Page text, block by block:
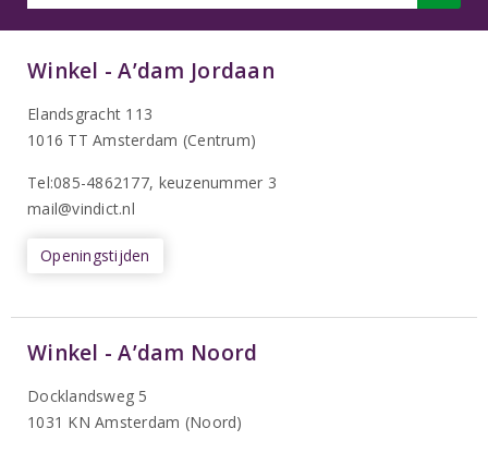
Winkel - A’dam Jordaan
Elandsgracht 113
1016 TT Amsterdam (Centrum)
Tel:085-4862177, keuzenummer 3
mail@vindict.nl
Openingstijden
Winkel - A’dam Noord
Docklandsweg 5
1031 KN Amsterdam (Noord)